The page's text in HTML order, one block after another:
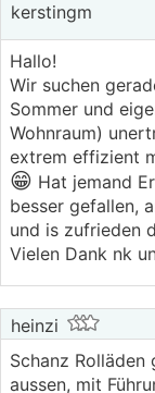
kerstingm
Hallo!
Wir suchen
Sommer und
Wohnraum)
extrem effizient
😁 Hat jemand
besser gefallen,
und is zufrieden
Vielen Dank nk
heinzi
Schanz
aussen, mit